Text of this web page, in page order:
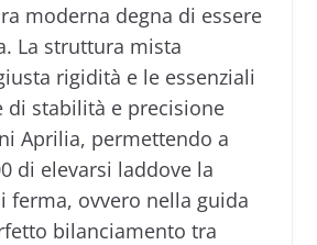
moderna degna di essere
La struttura mista
rigidità e le essenziali
di stabilità e precisione
Aprilia, permettendo a
di elevarsi laddove la
ferma, ovvero nella guida
bilanciamento tra